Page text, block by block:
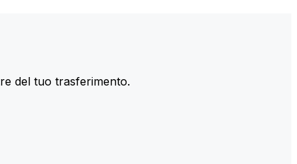
del tuo trasferimento.